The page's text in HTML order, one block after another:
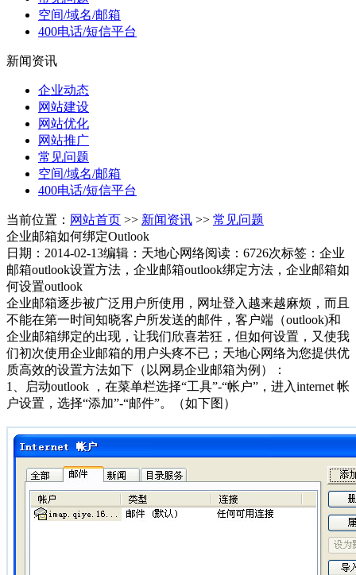
空间/域名/邮箱
400电话/短信平台
新闻资讯
企业动态
网站建设
网站优化
网站推广
常见问题
空间/域名/邮箱
400电话/短信平台
当前位置： 网站首页 >> 新闻资讯 >> 常见问题
企业邮箱如何绑定Outlook
日期：2014-02-13编辑：天地心网络阅读：6726次标签：企业
邮箱outlook设置方法，企业邮箱outlook绑定方法，企业邮箱如
何设置outlook
企业邮箱逐步被广泛用户所使用，网址登入越来越麻烦，而且
不能在第一时间知晓客户所发送的邮件，客户端（outlook)和
企业邮箱绑定的出现，让我们欣喜若狂，但如何设置，又使我
们初次使用企业邮箱的用户头疼不已；天地心网络为您提供优
质高效的设置方法如下（以网易企业邮箱为例）：
1、启动outlook ，在菜单栏选择“工具”-“帐户”，进入internet 帐
户设置，选择“添加”-“邮件”。（如下图）